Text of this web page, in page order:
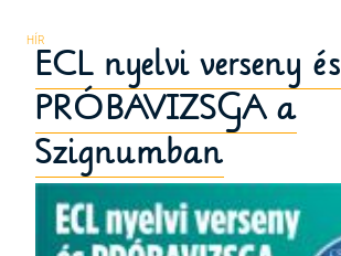
ECL nyelvi verseny és
PRÓBAVIZSGA a
Szignumban